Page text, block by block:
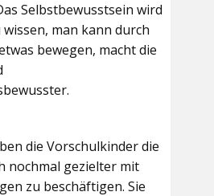
Selbstbewusstsein wird
man kann durch
bewegen, macht die
die Vorschulkinder die
nochmal gezielter mit
zu beschäftigen. Sie